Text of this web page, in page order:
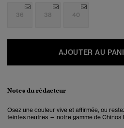
36 38 40
AJOUTER AU
Notes du rédacteur
Osez une couleur vive et affirmée, ou
teintes neutres — notre gamme de Chinos